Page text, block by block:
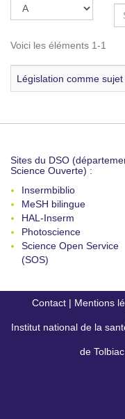
Voici les éléments 1-1
Législation comme sujet
Sites du DSO
Science Ouverte) :
Insermbiblio
MeSH bilingue
HAL-Inserm
Photoscience
Science Open Service
(SOS)
Contact | Mentions
Institut national de la
de